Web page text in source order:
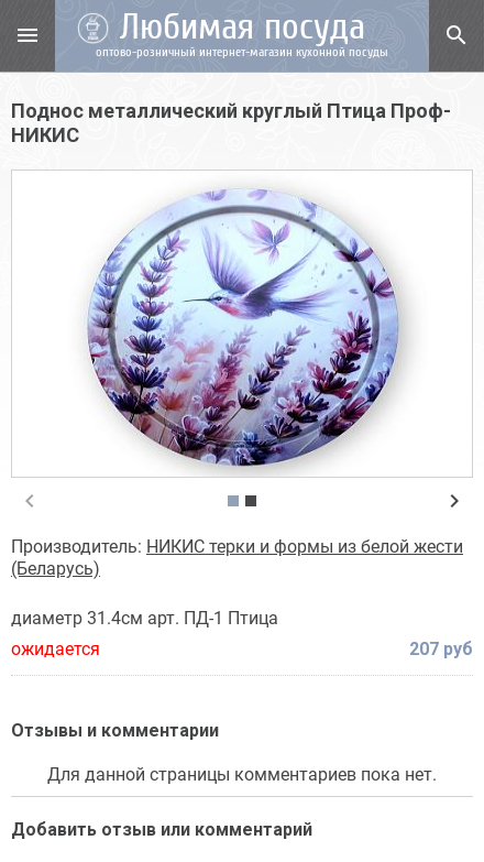
menu Любимая посуда
оптово-розничный интернет-магазин кухонной посуды
search
Поднос металлический круглый Птица Проф-
НИКИС
chevron_left chevron_right
Производитель: НИКИС терки и формы из белой жести
(Беларусь)
диаметр 31.4см арт. ПД-1 Птица
ожидается
207 руб
Отзывы и комментарии
Для данной страницы комментариев пока нет.
Добавить отзыв или комментарий